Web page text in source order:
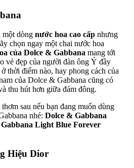
một dòng nước hoa cao cấp nhưng
chọn ngay một chai nước hoa
của Dolce & Gabbana mang tới
vẻ đẹp của người đàn ông Ý đầy
thời điểm nào, hay phong cách của
của Dolce & Gabbana cũng có
thu hút hơn giữa đám đông.
sau nếu bạn đang muốn dùng
nhé: Dolce & Gabbana
Light Blue Forever
Hiệu Dior